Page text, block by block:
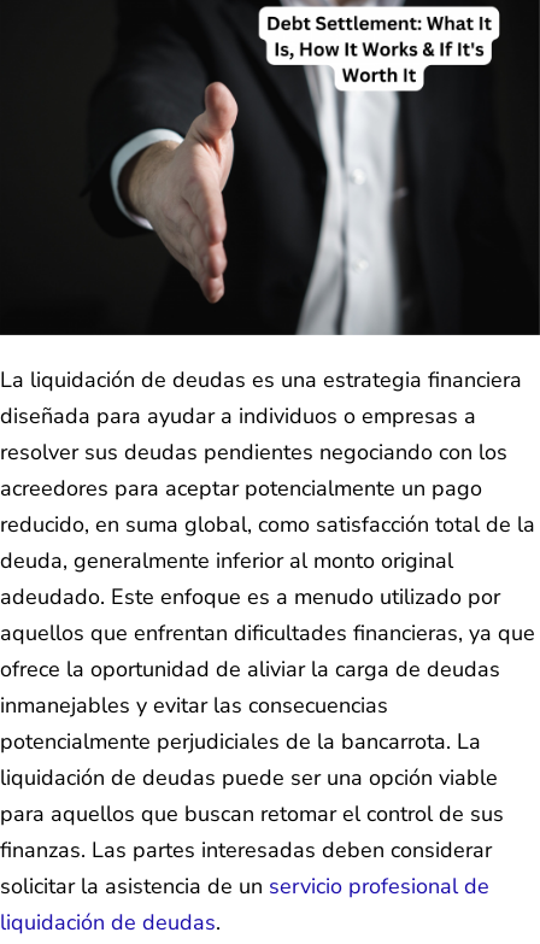
La liquidación de deudas es una estrategia financiera
diseñada para ayudar a individuos o empresas a
resolver sus deudas pendientes negociando con los
acreedores para aceptar potencialmente un pago
reducido, en suma global, como satisfacción total de la
deuda, generalmente inferior al monto original
adeudado. Este enfoque es a menudo utilizado por
aquellos que enfrentan dificultades financieras, ya que
ofrece la oportunidad de aliviar la carga de deudas
inmanejables y evitar las consecuencias
potencialmente perjudiciales de la bancarrota. La
liquidación de deudas puede ser una opción viable
para aquellos que buscan retomar el control de sus
finanzas. Las partes interesadas deben considerar
solicitar la asistencia de un servicio profesional de
liquidación de deudas.